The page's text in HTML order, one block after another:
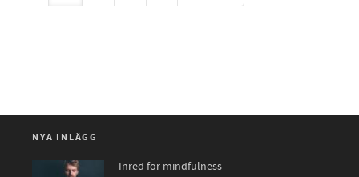
NYA INLÄGG
Inred för mindfulness